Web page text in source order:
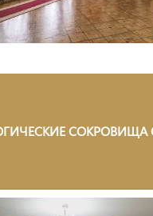
СОКРОВИЩА